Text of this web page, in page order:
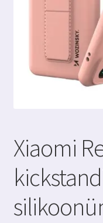
Xiaomi